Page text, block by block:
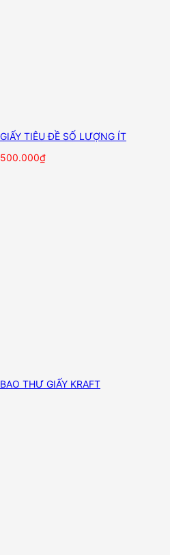
GIẤY TIÊU ĐỀ SỐ LƯỢNG ÍT
500.000₫
BAO THƯ GIẤY KRAFT